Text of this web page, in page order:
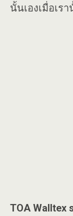
นั้นเองเมื่อเร
TOA Walltex